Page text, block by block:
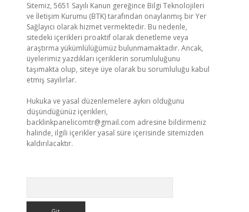
Sitemiz, 5651 Sayılı Kanun gereğince Bilgi Teknolojileri
ve İletişim Kurumu (BTK) tarafından onaylanmış bir Yer
Sağlayıcı olarak hizmet vermektedir. Bu nedenle,
sitedeki içerikleri proaktif olarak denetleme veya
araştırma yükümlülüğümüz bulunmamaktadır. Ancak,
üyelerimiz yazdıkları içeriklerin sorumluluğunu
taşımakta olup, siteye üye olarak bu sorumluluğu kabul
etmiş sayılırlar.
Hukuka ve yasal düzenlemelere aykırı olduğunu
düşündüğünüz içerikleri,
backlinkpanelicomtr@gmail.com adresine bildirmeniz
halinde, ilgili içerikler yasal süre içerisinde sitemizden
kaldırılacaktır.